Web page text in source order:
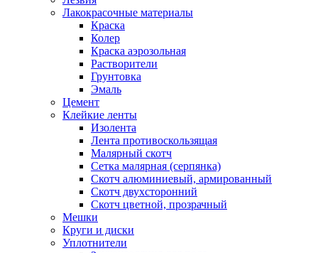
Лакокрасочные материалы
Краска
Колер
Краска аэрозольная
Растворители
Грунтовка
Эмаль
Цемент
Клейкие ленты
Изолента
Лента противоскользящая
Малярный скотч
Сетка малярная (серпянка)
Скотч алюминиевый, армированный
Скотч двухсторонний
Скотч цветной, прозрачный
Мешки
Круги и диски
Уплотнители